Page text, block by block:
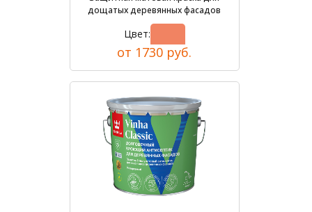
дощатых деревянных фасадов
Цвет:
от 1730 руб.